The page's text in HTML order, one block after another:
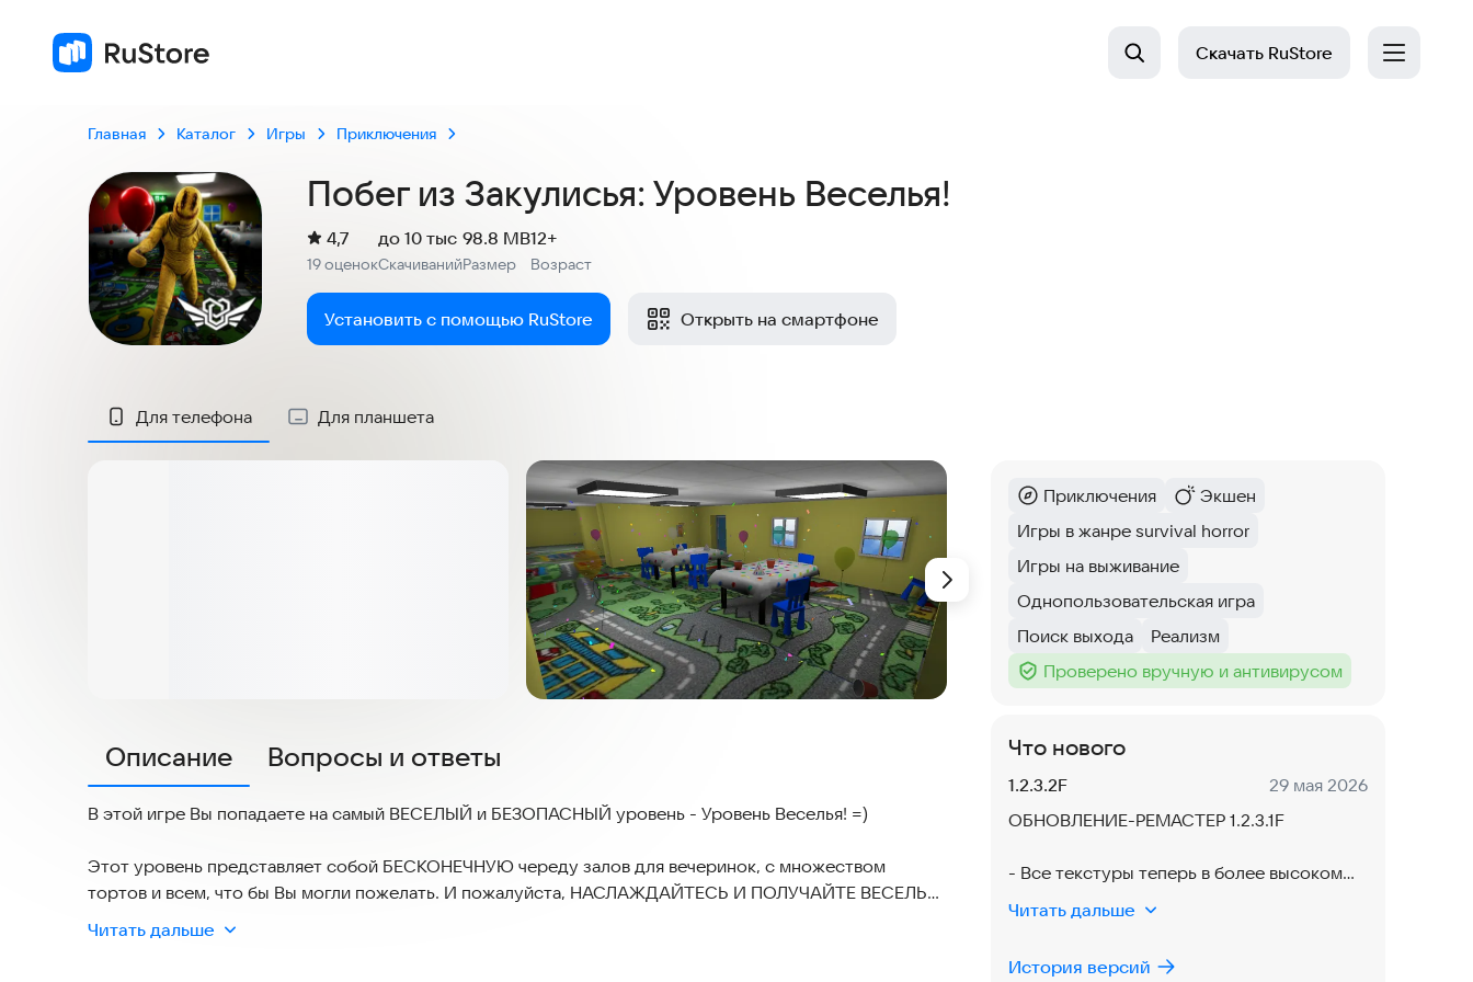
Скачать RuStore
Главная Каталог Игры Приключения
Побег из Закулисья: Уровень Веселья!
Рейтинг:
4,7
19 оценокСкачиваний
до 10 тыс
Размер
98.8 MB
Возраст
12+
Установить с помощью RuStore Открыть на смартфоне
Для телефона Для планшета
Описание Вопросы и ответы
В этой игре Вы попадаете на самый ВЕСЕЛЫЙ и БЕЗОПАСНЫЙ уровень - Уровень Веселья! =)
Этот уровень представляет собой БЕСКОНЕЧНУЮ череду залов для вечеринок, с множеством
тортов и всем, что бы Вы могли пожелать. И пожалуйста, НАСЛАЖДАЙТЕСЬ И ПОЛУЧАЙТЕ ВЕСЕЛЬЕ
ЗДЕСЬ! Только не расстраивайте организатора вечеринки, и все будет в порядке =)
Читать дальше
Категория:
Приключения
Категория
Экшен
Тег:
Игры в жанре survival horror
Тег:
Игры на выживание
Тег:
Однопользовательская игра
Тег:
Поиск выхода
Тег:
Реализм
Тег :
Проверено вручную и антивирусом
Что нового
Версия:
1.2.3.2F Дата:
29 мая 2026
ОБНОВЛЕНИЕ-РЕМАСТЕР 1.2.3.1F
- Все текстуры теперь в более высоком
качестве
- Обновлены звуки, шейдеры и эффекты
и сбалансирован
Читать дальше
История версий